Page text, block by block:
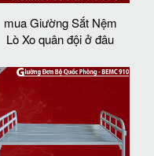
mua Giường Sắt Nệm
Lò Xo quân đội ở đâu